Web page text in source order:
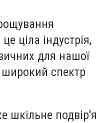
ціла індустрія,
для нашої
широкий спектр
шкільне подвір'я